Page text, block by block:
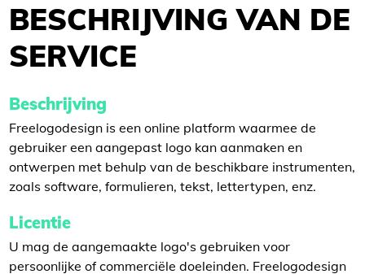
BESCHRIJVING VAN DE
SERVICE
Beschrijving
Freelogodesign is een online platform waarmee de
gebruiker een aangepast logo kan aanmaken en
ontwerpen met behulp van de beschikbare instrumenten,
zoals software, formulieren, tekst, lettertypen, enz.
Licentie
U mag de aangemaakte logo's gebruiken voor
persoonlijke of commerciële doeleinden. Freelogodesign